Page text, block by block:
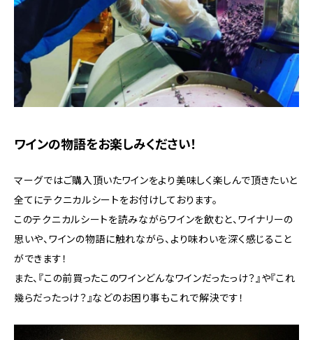
ワインの物語をお楽しみください！
マーグではご購入頂いたワインをより美味しく楽しんで頂きたいと
全てにテクニカルシートをお付けしております。
このテクニカルシートを読みながらワインを飲むと、ワイナリーの
思いや、ワインの物語に触れながら、より味わいを深く感じること
ができます！
また、『この前買ったこのワインどんなワインだったっけ？』や『これ
幾らだったっけ？』などのお困り事もこれで解決です！